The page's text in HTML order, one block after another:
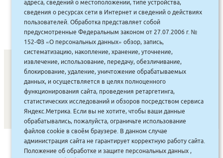
« 1 2 3 4
СОНУННАР|КОМПАНИЯ ТУҺУНАН|МАҔАҺЫЫННАР
ДИСКОНТНАЙ СИСТЕМА
ВАКАНСИЯЛАР|
САЙТ СОЗДАН:ООО "ЭЙФОС". ИНФОРМАЦИОННЫЕ
ТЕХНОЛОГИИ
адреса, сведений о местоположении, типе устройства,
сведения о ресурсах сети в Интернет и сведений о действиях
пользователей. Обработка представляет собой
предусмотренные Федеральным законом от 27.07.2006 г. №
152-ФЗ «О персональных данных» обзор, запись,
систематизацию, накопление, хранение, уточнение,
извлечение, использование, передачу, обезличивание,
блокирование, удаление, уничтожение обрабатываемых
данных, и осуществляется в целях полноценного
функционирования сайта, проведения ретаргетинга,
статистических исследований и обзоров посредством сервиса
Яндекс.Метрика. Если вы не хотите, чтобы ваши данные
обрабатывались, пожалуйста, ограничьте использование
файлов cookie в своём браузере. В данном случае
администрация сайта не гарантирует корректную работу сайта.
Положение об обработке и защите персональных данных ,